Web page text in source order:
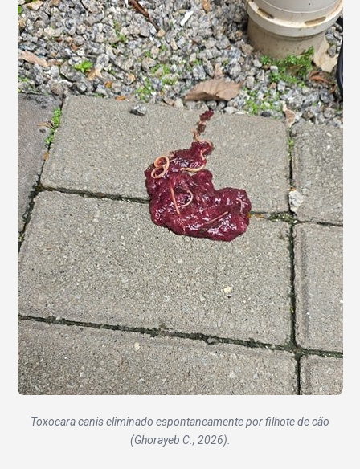
Toxocara canis eliminado espontaneamente por filhote de cão
(Ghorayeb C., 2026).